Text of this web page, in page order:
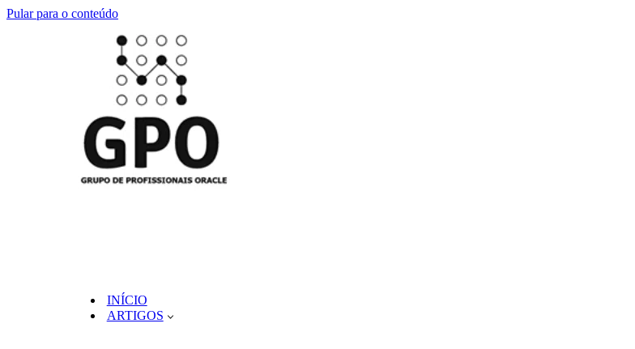
Pular para o conteúdo
INÍCIO
ARTIGOS